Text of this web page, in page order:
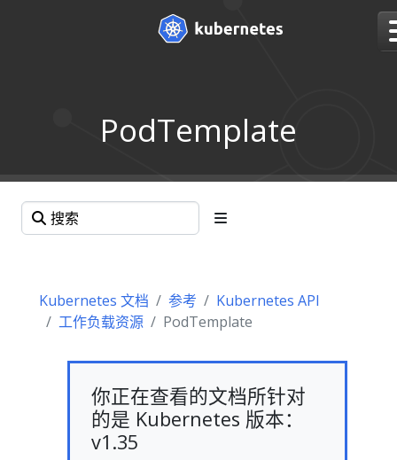
PodTemplate
Kubernetes 文档 参考
Kubernetes API
工作负载资源
PodTemplate
你正在查看的文档所针对
的是 Kubernetes 版本：
v1.35